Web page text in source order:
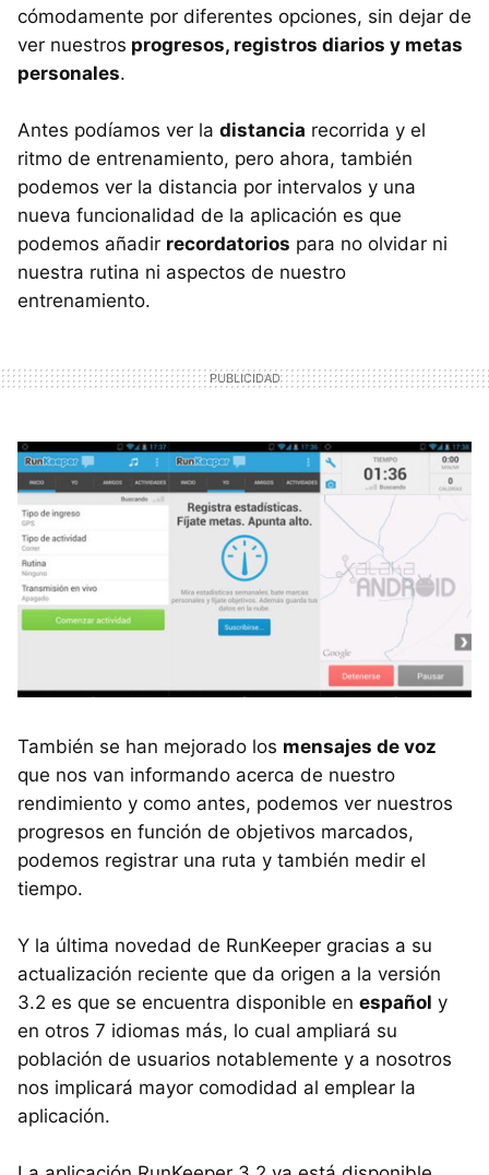
cómodamente por diferentes opciones, sin dejar de
ver nuestros progresos, registros diarios y metas
personales.
Antes podíamos ver la distancia recorrida y el
ritmo de entrenamiento, pero ahora, también
podemos ver la distancia por intervalos y una
nueva funcionalidad de la aplicación es que
podemos añadir recordatorios para no olvidar ni
nuestra rutina ni aspectos de nuestro
entrenamiento.
También se han mejorado los mensajes de voz
que nos van informando acerca de nuestro
rendimiento y como antes, podemos ver nuestros
progresos en función de objetivos marcados,
podemos registrar una ruta y también medir el
tiempo.
Y la última novedad de RunKeeper gracias a su
actualización reciente que da origen a la versión
3.2 es que se encuentra disponible en español y
en otros 7 idiomas más, lo cual ampliará su
población de usuarios notablemente y a nosotros
nos implicará mayor comodidad al emplear la
aplicación.